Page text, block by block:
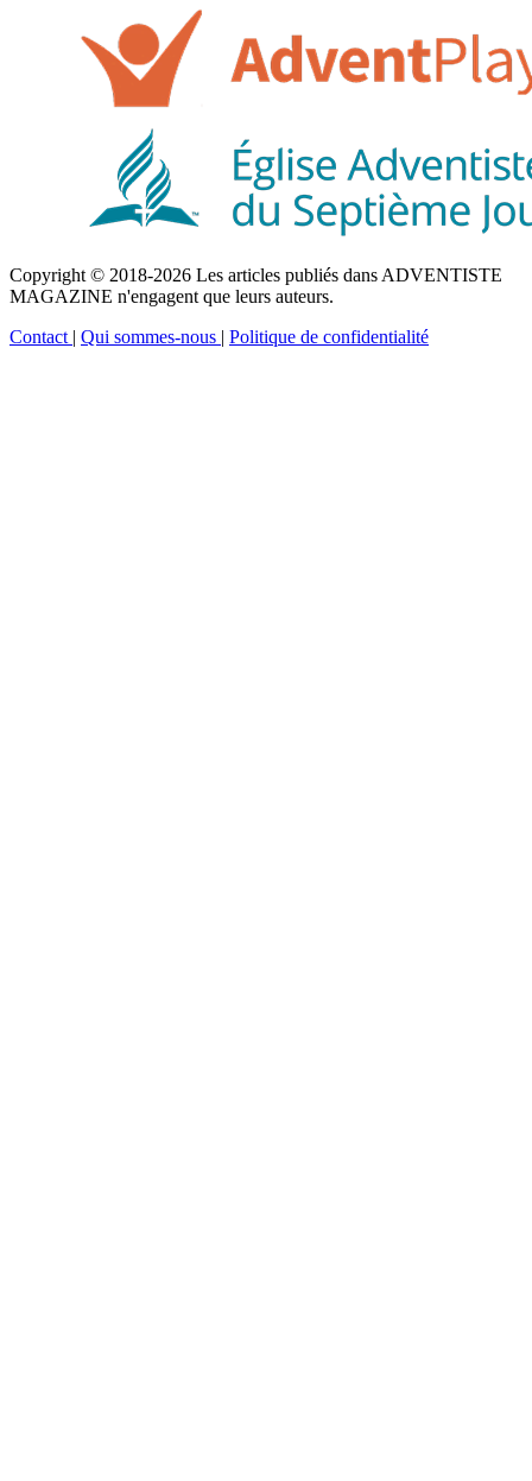
Copyright © 2018-2026 Les articles publiés dans ADVENTISTE
MAGAZINE n'engagent que leurs auteurs.
Contact | Qui sommes-nous | Politique de confidentialité